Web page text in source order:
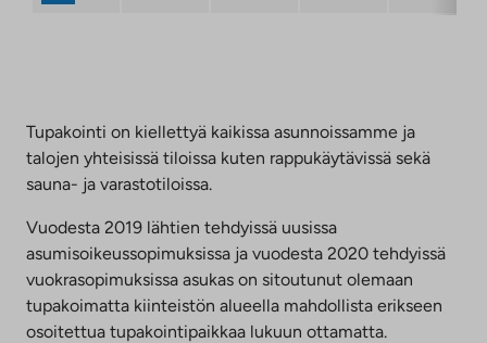
Tupakointi on kiellettyä kaikissa asunnoissamme ja
talojen yhteisissä tiloissa kuten rappukäytävissä sekä
sauna- ja varastotiloissa.
Vuodesta 2019 lähtien tehdyissä uusissa
asumisoikeussopimuksissa ja vuodesta 2020 tehdyissä
vuokrasopimuksissa asukas on sitoutunut olemaan
tupakoimatta kiinteistön alueella mahdollista erikseen
osoitettua tupakointipaikkaa lukuun ottamatta.